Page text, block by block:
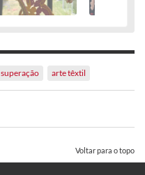
superação arte têxtil
Voltar para o topo